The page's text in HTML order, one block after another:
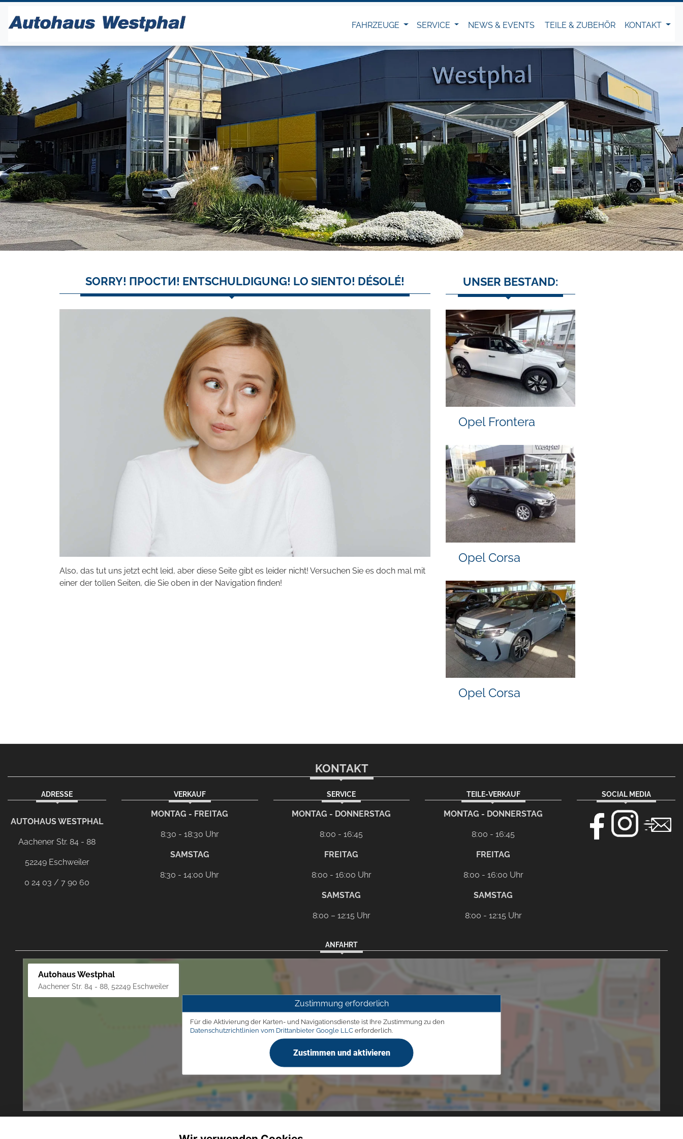
FAHRZEUGE SERVICE NEWS & EVENTS TEILE & ZUBEHÖR KONTAKT
SORRY! ПРОСТИ! ENTSCHULDIGUNG! LO SIENTO! DÉSOLÉ!
Also, das tut uns jetzt echt leid, aber diese Seite gibt es leider nicht! Versuchen Sie es doch mal mit
einer der tollen Seiten, die Sie oben in der Navigation finden!
UNSER BESTAND:
Opel Frontera
Opel Corsa
Opel Corsa
KONTAKT
ADRESSE
AUTOHAUS WESTPHAL
Aachener Str. 84 - 88
52249 Eschweiler
0 24 03 / 7 90 60
VERKAUF
MONTAG - FREITAG
8:30 - 18:30 Uhr
SAMSTAG
8:30 - 14:00 Uhr
SERVICE
MONTAG - DONNERSTAG
8:00 - 16:45
FREITAG
8:00 - 16:00 Uhr
SAMSTAG
8:00 – 12:15 Uhr
TEILE-VERKAUF
MONTAG - DONNERSTAG
8:00 - 16:45
FREITAG
8:00 - 16:00 Uhr
SAMSTAG
8:00 - 12:15 Uhr
SOCIAL MEDIA
Dieser Link führt zu Ihrem eMail-Programm
ANFAHRT
Autohaus Westphal
Aachener Str. 84 - 88, 52249 Eschweiler
Zustimmung erforderlich
Für die Aktivierung der Karten- und Navigationsdienste ist Ihre Zustimmung zu den
Datenschutzrichtlinien vom Drittanbieter Google LLCerforderlich.
Zustimmen und aktivieren